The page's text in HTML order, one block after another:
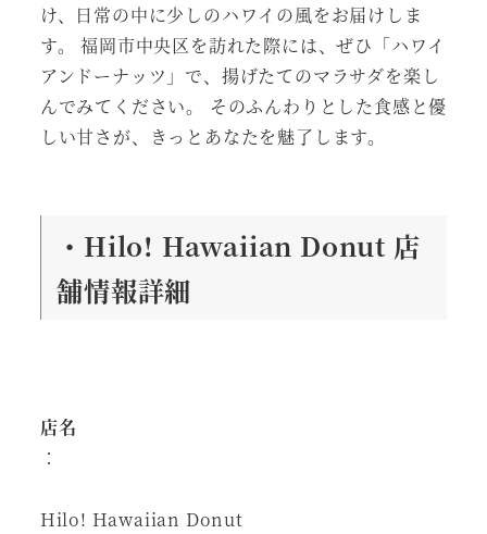
け、日常の中に少しのハワイの風をお届けしま
す。 福岡市中央区を訪れた際には、ぜひ「ハワイ
アンドーナッツ」で、揚げたてのマラサダを楽し
んでみてください。 そのふんわりとした食感と優
しい甘さが、きっとあなたを魅了します。
・Hilo! Hawaiian Donut 店
舗情報詳細
店名
：
Hilo! Hawaiian Donut